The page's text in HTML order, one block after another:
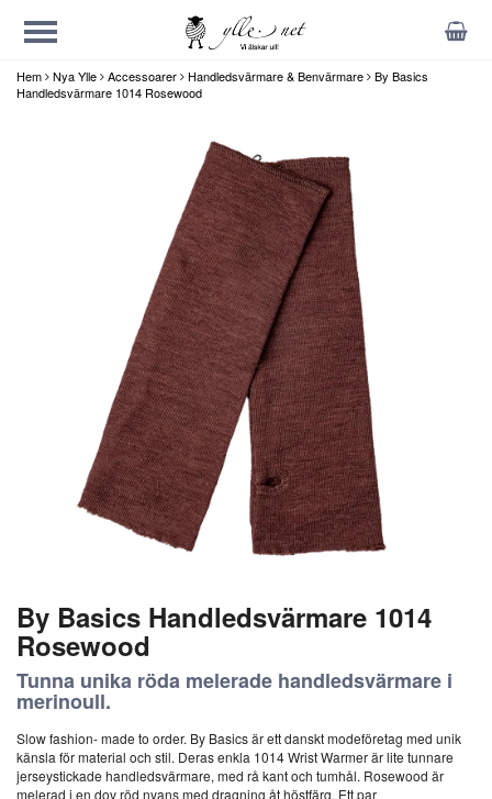
Hem Nya Ylle Accessoarer Handledsvärmare & Benvärmare
By Basics
Handledsvärmare 1014 Rosewood
By Basics Handledsvärmare 1014
Rosewood
Tunna unika röda melerade handledsvärmare i
merinoull.
Slow fashion- made to order. By Basics är ett danskt modeföretag med unik
känsla för material och stil. Deras enkla 1014 Wrist Warmer är lite tunnare
jerseystickade handledsvärmare, med rå kant och tumhål. Rosewood är
melerad i en dov röd nyans med dragning åt höstfärg. Ett par